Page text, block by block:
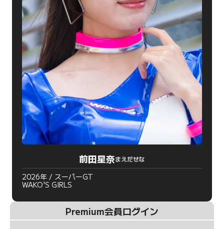
前田星奈まえだせな
2026年 / スーパーGT
WAKO'S GIRLS
Premium会員ログイン